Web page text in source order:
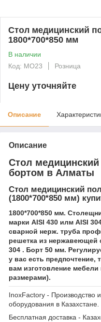
Стол медицинский
1800*700*850 мм
В наличии
Код: MO23
Розница
Цену уточняйте
Описание
Описание
Стол
бортом в Алматы
Стол медицинский
(1800*700*850 мм)
1800*700*850 мм.
марки AISI 430 илм AISI
сварной нерж. труба
решетка из нержавеющей
304 . Борт 50 мм.
у вас есть предпочтение,
вам изготовление
размерами).
InoxFactory - Производство
оборудования в Казахстане.
Бесплатная доставка -